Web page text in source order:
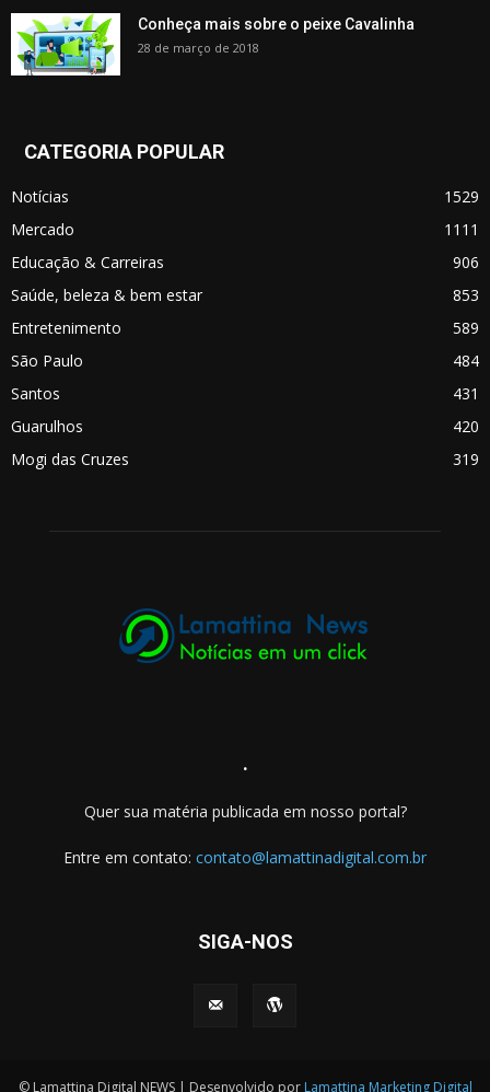
Conheça mais sobre o peixe Cavalinha
28 de março de 2018
CATEGORIA POPULAR
Notícias
1529
Mercado
1111
Educação & Carreiras
906
Saúde, beleza & bem estar
853
Entretenimento
589
São Paulo
484
Santos
431
Guarulhos
420
Mogi das Cruzes
319
.
Quer sua matéria publicada em nosso portal?
Entre em contato: contato@lamattinadigital.com.br
SIGA-NOS
© Lamattina Digital NEWS | Desenvolvido por Lamattina Marketing Digital